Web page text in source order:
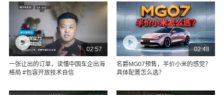
02:57
一张让出的订单，读懂中国车企出海
格局 #包容开放技术自信
02:48
名爵MG07预售，半价小米的感觉？
具体配置怎么选？